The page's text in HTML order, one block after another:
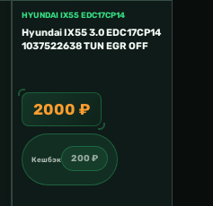
HYUNDAI IX55 EDC17CP14
Hyundai IX55 3.0 EDC17CP14
1037522638 TUN EGR OFF
2000 ₽
Кешбэк 200 ₽